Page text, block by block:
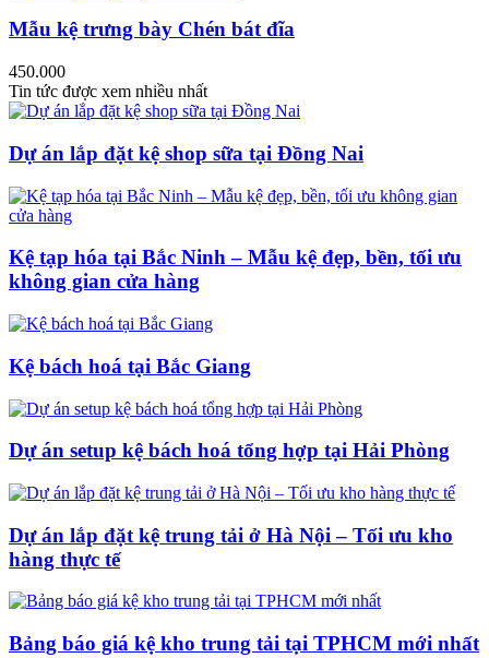
Mẫu kệ trưng bày Chén bát đĩa
450.000
Tin tức được xem nhiều nhất
Dự án lắp đặt kệ shop sữa tại Đồng Nai
Kệ tạp hóa tại Bắc Ninh – Mẫu kệ đẹp, bền, tối ưu
không gian cửa hàng
Kệ bách hoá tại Bắc Giang
Dự án setup kệ bách hoá tổng hợp tại Hải Phòng
Dự án lắp đặt kệ trung tải ở Hà Nội – Tối ưu kho
hàng thực tế
Bảng báo giá kệ kho trung tải tại TPHCM mới nhất